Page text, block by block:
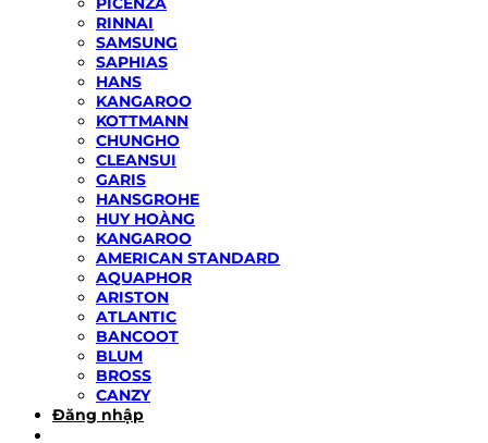
RINNAI
SAMSUNG
SAPHIAS
HANS
KANGAROO
KOTTMANN
CHUNGHO
CLEANSUI
GARIS
HANSGROHE
HUY HOÀNG
KANGAROO
AMERICAN STANDARD
AQUAPHOR
ARISTON
ATLANTIC
BANCOOT
BLUM
BROSS
CANZY
Đăng nhập